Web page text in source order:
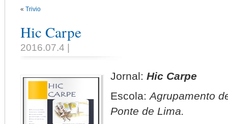
« Trivio
Hic Carpe
2016.07.4 |
Jornal:Hic Carpe
Escola:Agrupamento
Ponte de Lima.